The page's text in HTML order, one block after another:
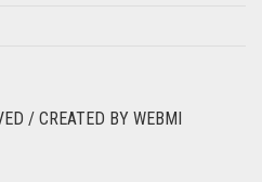
/ CREATED BY WEBMI